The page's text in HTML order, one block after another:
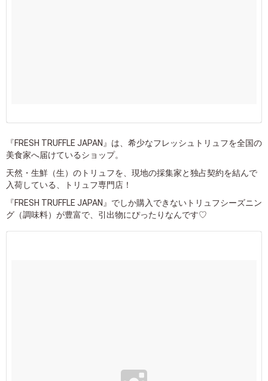
『FRESH TRUFFLE JAPAN』は、希少なフレッシュトリュフを全国の
美食家へ届けているショップ。
天然・生鮮（生）のトリュフを、現地の採集家と独占契約を結んで
入荷している、トリュフ専門店！
『FRESH TRUFFLE JAPAN』でしか購入できないトリュフシーズニン
グ（調味料）が豊富で、引出物にぴったりなんです♡